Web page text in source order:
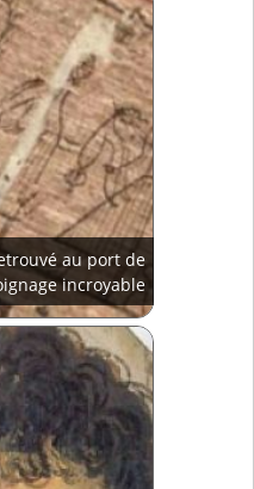
au port de
incroyable